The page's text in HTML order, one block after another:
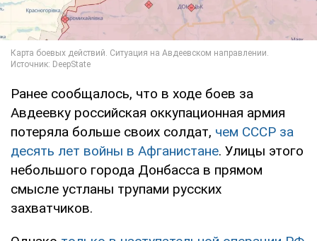
Ранее сообщалось, что в ходе боев за
Авдеевку российская оккупационная армия
потеряла больше своих солдат, чем СССР за
десять лет войны в Афганистане. Улицы этого
небольшого города Донбасса в прямом
смысле устланы трупами русских
захватчиков.